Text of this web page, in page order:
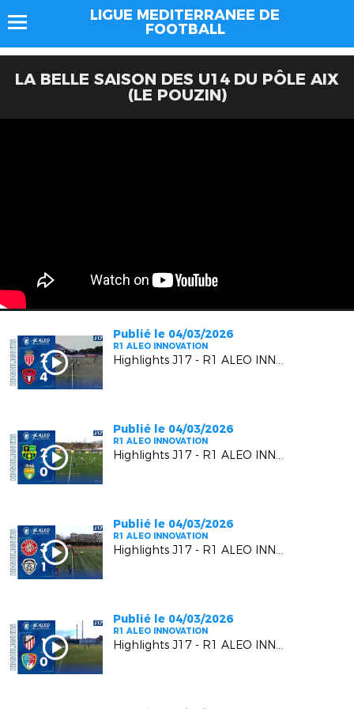
LIGUE MEDITERRANEE DE
FOOTBALL
LA BELLE SAISON DES U14 DU PÔLE AIX
(LE POUZIN)
Publié le 04/03/2026
R1 ALEO INNOVATION
Highlights J17 - R1 ALEO INNOVATION | AS Monaco FC VS Six Fours Le Brusc
Publié le 04/03/2026
R1 ALEO INNOVATION
Highlights J17 - R1 ALEO INNOVATION | US Carqueiranne Crau VS US Mandelieu LN
Publié le 04/03/2026
R1 ALEO INNOVATION
Highlights J17 - R1 ALEO INNOVATION | Berre SP.C. VS F.C. Beausoleil
Publié le 04/03/2026
R1 ALEO INNOVATION
Highlights J17 - R1 ALEO INNOVATION | AC Vedène Le Pontet VS MGCB FC